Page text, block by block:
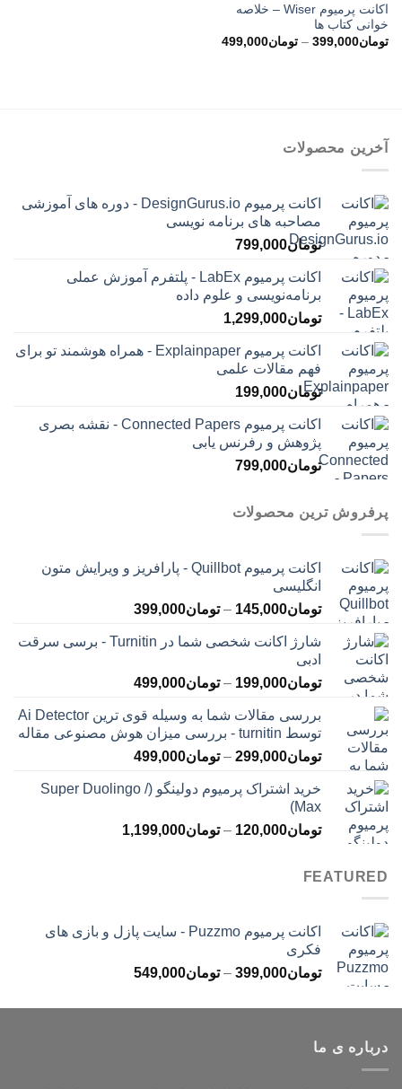
اکانت پرمیوم Wiser – خلاصه
خوانی کتاب ها
تومان399,000
– تومان499,000محدوده
آخرین محصولات
اکانت پرمیوم DesignGurus.io - دوره ‌های آموزشی
مصاحبه ‌های برنامه نویسی
تومان799,000
اکانت پرمیوم LabEx - پلتفرم آموزش عملی
برنامه‌نویسی و علوم داده
تومان1,299,000
اکانت پرمیوم Explainpaper - همراه هوشمند تو برای
فهم مقالات علمی
تومان199,000
اکانت پرمیوم Connected Papers - نقشه بصری
پژوهش و رفرنس یابی
تومان799,000
پرفروش ترین محصولات
اکانت پرمیوم Quillbot - پارافریز و ویرایش متون
انگلیسی
تومان145,000
– تومان399,000محدوده
تومان145,000
تومان399,000
شارژ اکانت شخصی شما در Turnitin - برسی سرقت
ادبی
تومان199,000
– تومان499,000محدوده
تومان199,000
تا
تومان499,000
بررسی مقالات شما به وسیله قوی ترین Ai Detector
توسط turnitin - بررسی میزان هوش مصنوعی مقاله
تومان299,000
– تومان499,000محدوده
تومان299,000
تومان499,000
خرید اشتراک پرمیوم دولینگو (Super Duolingo /
Max)
تومان120,000
– تومان1,199,000
FEATURED
اکانت پرمیوم Puzzmo - سایت پازل و بازی های
فکری
تومان399,000
– تومان549,000محدوده
تومان399,000
درباره ی ما